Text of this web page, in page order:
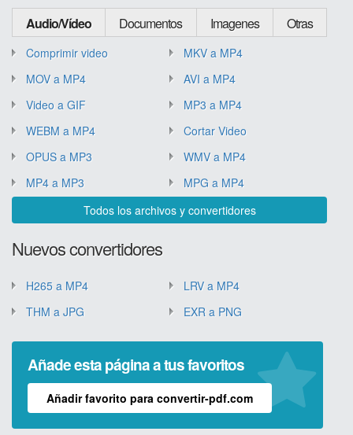
Audio/Vídeo Documentos Imagenes Otras
Comprimir video
MKV a MP4
MOV a MP4
AVI a MP4
Video a GIF
MP3 a MP4
WEBM a MP4
Cortar Video
OPUS a MP3
WMV a MP4
MP4 a MP3
MPG a MP4
Todos los archivos y convertidores
Nuevos convertidores
H265 a MP4
LRV a MP4
THM a JPG
EXR a PNG
Añade esta página a tus favoritos
Añadir favorito para convertir-pdf.com